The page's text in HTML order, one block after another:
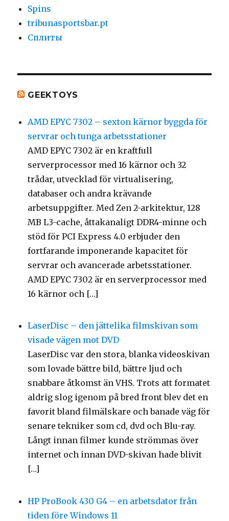
Spins
tribunasportsbar.pt
Сплиты
GEEKTOYS
AMD EPYC 7302 – sexton kärnor byggda för
servrar och tunga arbetsstationer
AMD EPYC 7302 är en kraftfull
serverprocessor med 16 kärnor och 32
trådar, utvecklad för virtualisering,
databaser och andra krävande
arbetsuppgifter. Med Zen 2-arkitektur, 128
MB L3-cache, åttakanaligt DDR4-minne och
stöd för PCI Express 4.0 erbjuder den
fortfarande imponerande kapacitet för
servrar och avancerade arbetsstationer.
AMD EPYC 7302 är en serverprocessor med
16 kärnor och […]
LaserDisc – den jättelika filmskivan som
visade vägen mot DVD
LaserDisc var den stora, blanka videoskivan
som lovade bättre bild, bättre ljud och
snabbare åtkomst än VHS. Trots att formatet
aldrig slog igenom på bred front blev det en
favorit bland filmälskare och banade väg för
senare tekniker som cd, dvd och Blu-ray.
Långt innan filmer kunde strömmas över
internet och innan DVD-skivan hade blivit
[…]
HP ProBook 430 G4 – en arbetsdator från
tiden före Windows 11